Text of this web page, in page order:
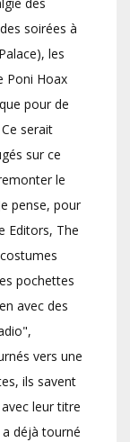
soirées à
les
Poni Hoax
pour de
serait
sur ce
le
pense, pour
Editors, The
pochettes
avec des
vers une
ils savent
leur titre
déjà tourné